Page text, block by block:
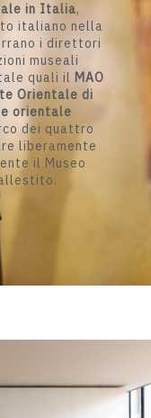
in Italia,
italiano nella
i direttori
museali
quali il MAO
Orientale di
orientale
dei quattro
liberamente
il Museo